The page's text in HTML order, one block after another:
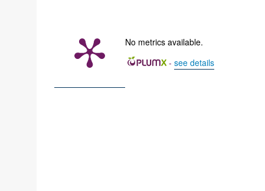
No metrics available.
- see details